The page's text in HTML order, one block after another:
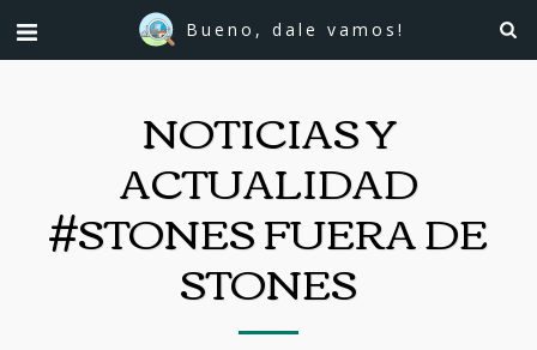
Bueno, dale vamos!
NOTICIAS Y
ACTUALIDAD
#STONES FUERA DE
STONES